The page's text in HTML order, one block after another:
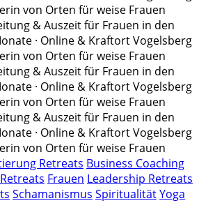
Retreats Business Coaching
Frauen Leadership Retreats
Schamanismus SpiritualitätYoga